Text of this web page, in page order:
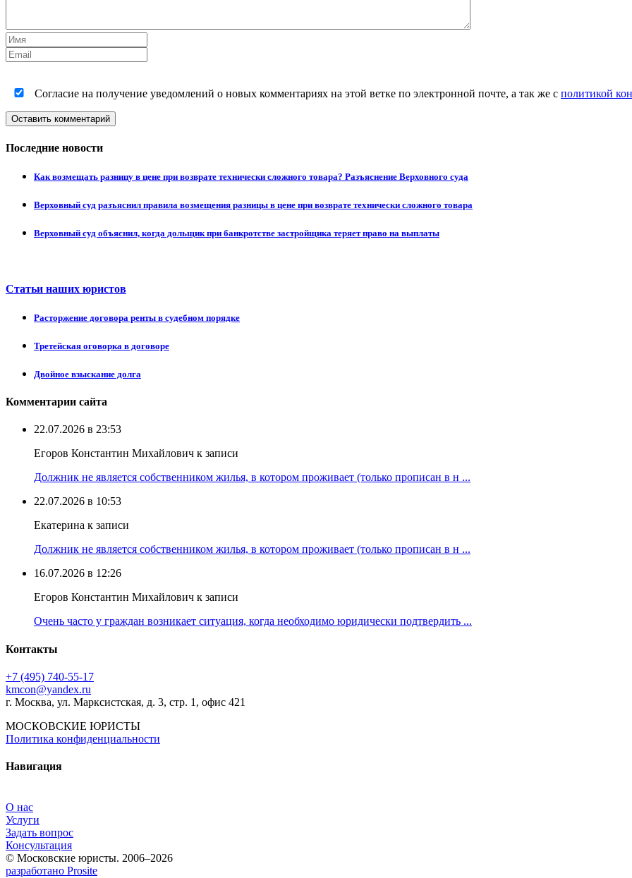
Согласие на получение уведомлений о новых комментариях на этой ветке по электронной почте, а так же с политикой
Оставить комментарий
Последние новости
Как возмещать разницу в цене при возврате технически сложного товара? Разъяснение Верховного суда
Верховный суд разъяснил правила возмещения разницы в цене при возврате технически сложного товара
Верховный суд объяснил, когда дольщик при банкротстве застройщика теряет право на выплаты
Статьи наших юристов
Расторжение договора ренты в судебном порядке
Третейская оговорка в договоре
Двойное взыскание долга
Комментарии сайта
22.07.2026 в 23:53
Егоров Константин Михайлович к записи
Должник не является собственником жилья, в котором проживает (только прописан в н ...
22.07.2026 в 10:53
Екатерина к записи
Должник не является собственником жилья, в котором проживает (только прописан в н ...
16.07.2026 в 12:26
Егоров Константин Михайлович к записи
Очень часто у граждан возникает ситуация, когда необходимо юридически подтвердить ...
Контакты
+7 (495) 740‑55‑17
kmcon@yandex.ru
г. Москва, ул. Марксистская, д. 3, стр. 1, офис 421
МОСКОВСКИЕ ЮРИСТЫ
Политика конфиденциальности
Навигация
О нас
Услуги
Задать вопрос
Консультация
© Московские юристы. 2006–2026
разработано Prosite